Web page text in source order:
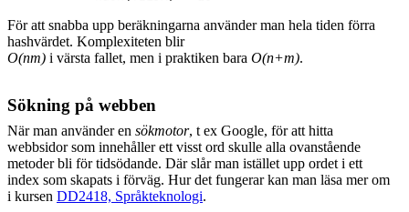
För att snabba upp beräkningarna använder man hela tiden förra
hashvärdet. Komplexiteten blir
O(nm) i värsta fallet, men i praktiken bara O(n+m).
Sökning på webben
När man använder en sökmotor, t ex Google, för att hitta
webbsidor som innehåller ett visst ord skulle alla ovanstående
metoder bli för tidsödande. Där slår man istället upp ordet i ett
index som skapats i förväg. Hur det fungerar kan man läsa mer om
i kursen DD2418, Språkteknologi.